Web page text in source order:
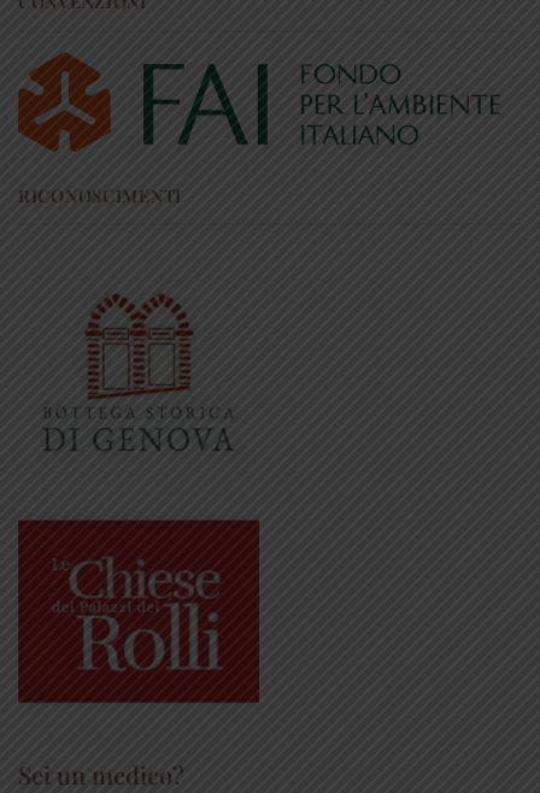
RICONOSCIMENTI
Sei un medico?